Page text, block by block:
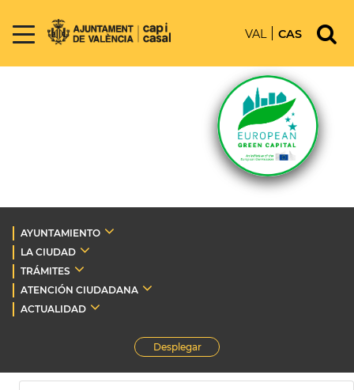
VAL CAS
AYUNTAMIENTO
LA CIUDAD
TRÁMITES
ATENCIÓN CIUDADANA
ACTUALIDAD
Desplegar